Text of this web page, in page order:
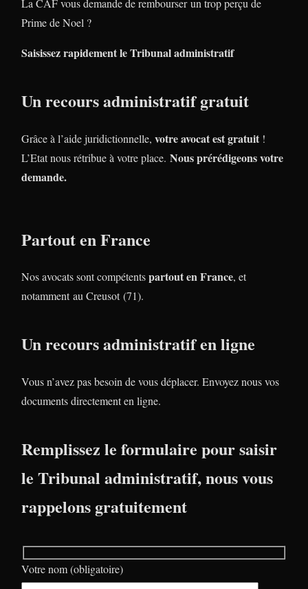
La CAF vous demande de rembourser un trop perçu de
Prime de Noel ?
Saisissez rapidement le Tribunal administratif
Un recours administratif gratuit
Grâce à l’aide juridictionnelle, votre avocat est gratuit !
L’Etat nous rétribue à votre place. Nous prérédigeons votre
demande.
Partout en France
Nos avocats sont compétentspartout en France, et
notamment au Creusot (71).
Un recours administratif en ligne
Vous n’avez pas besoin de vous déplacer. Envoyez nous vos
documents directement en ligne.
Remplissez le formulaire pour saisir
le Tribunal administratif, nous vous
rappelons gratuitement
Votre nom (obligatoire)